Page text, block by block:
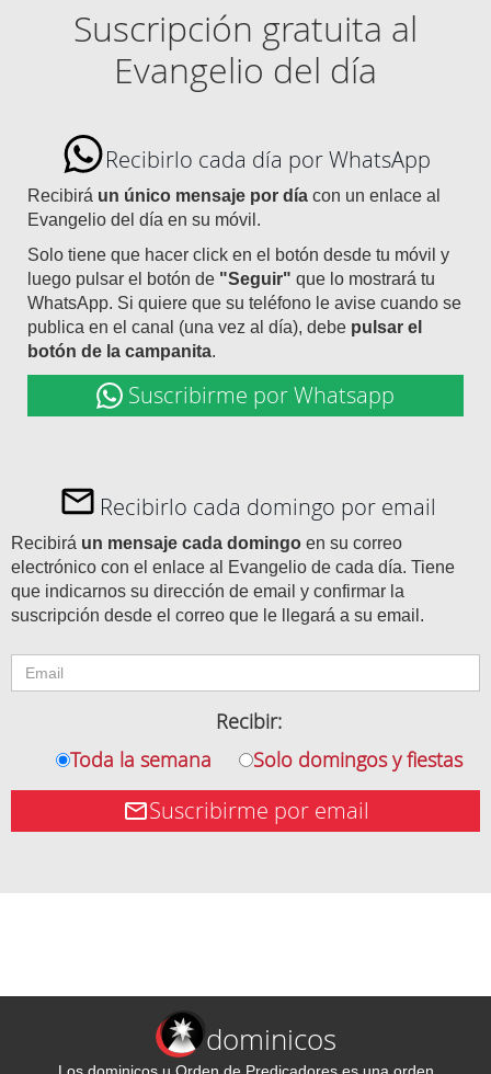
Suscripción gratuita al
Evangelio del día
Recibirlo cada día por WhatsApp
Recibirá un único mensaje por día con un enlace al
Evangelio del día en su móvil.
Solo tiene que hacer click en el botón desde tu móvil y
luego pulsar el botón de "Seguir" que lo mostrará tu
WhatsApp. Si quiere que su teléfono le avise cuando se
publica en el canal (una vez al día), debe pulsar el
botón de la campanita.
Suscribirme por Whatsapp
Recibirlo cada domingo por email
Recibirá un mensaje cada domingo en su correo
electrónico con el enlace al Evangelio de cada día. Tiene
que indicarnos su dirección de email y confirmar la
suscripción desde el correo que le llegará a su email.
Recibir:
Toda la semana
Solo domingos y fiestas
Suscribirme por email
dominicos